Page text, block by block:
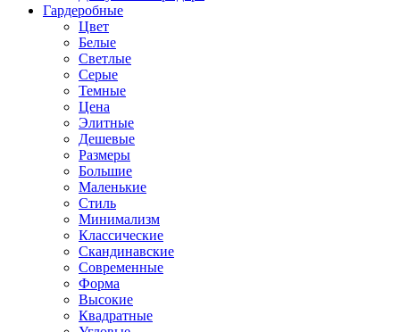
Гардеробные
Цвет
Белые
Светлые
Серые
Темные
Цена
Элитные
Дешевые
Размеры
Большие
Маленькие
Стиль
Минимализм
Классические
Скандинавские
Современные
Форма
Высокие
Квадратные